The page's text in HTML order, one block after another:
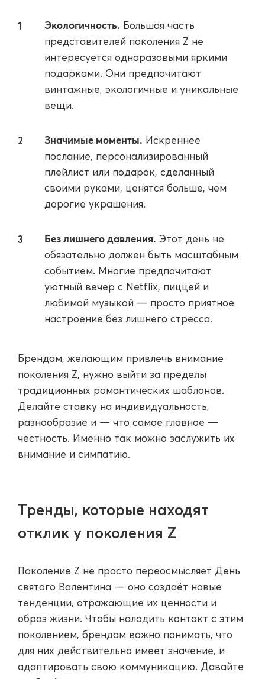
Экологичность. Большая часть
представителей поколения Z не
интересуется одноразовыми яркими
подарками. Они предпочитают
винтажные, экологичные и уникальные
вещи.
Значимые моменты. Искреннее
послание, персонализированный
плейлист или подарок, сделанный
своими руками, ценятся больше, чем
дорогие украшения.
Без лишнего давления. Этот день не
обязательно должен быть масштабным
событием. Многие предпочитают
уютный вечер с Netflix, пиццей и
любимой музыкой — просто приятное
настроение без лишнего стресса.
Брендам, желающим привлечь внимание
поколения Z, нужно выйти за пределы
традиционных романтических шаблонов.
Делайте ставку на индивидуальность,
разнообразие и — что самое главное —
честность. Именно так можно заслужить их
внимание и симпатию.
Тренды, которые находят
отклик у поколения Z
Поколение Z не просто переосмысляет День
святого Валентина — оно создаёт новые
тенденции, отражающие их ценности и
образ жизни. Чтобы наладить контакт с этим
поколением, брендам важно понимать, что
для них действительно имеет значение, и
адаптировать свою коммуникацию. Давайте